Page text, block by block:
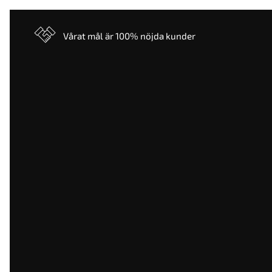
Vårat mål är 100% nöjda kunder